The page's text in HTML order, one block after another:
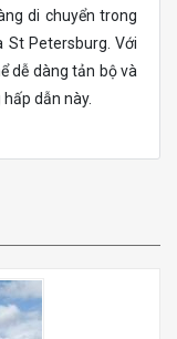
di chuyển trong
St Petersburg. Với
dễ dàng tản bộ và
dẫn này.